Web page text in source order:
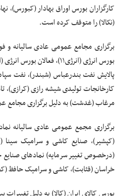
کارگزاران بورس اوراق بهادار (کبورس)،
(نکالا) را متوقف کرده است.
برگزاری مجامع عمومی عادی سالیانه و
پالایش نفت بندرعباس (شبندر)، نفت
کارخانجات تولیدی شیشه رازی
مرغاب (غدشت) به دلیل برگزاری مجامع
برگزاری مجمع عمومی عادی سالیانه
(کپشیر)، صنایع کاشی و سرامیک سینا
(درخصوص تغییر سرمایه) نمادهای صنایع
خراسان (قثابت)، کاشی و سرامیک حافظ